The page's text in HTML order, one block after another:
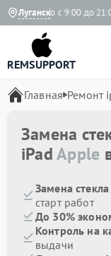
Луганскс 9:00 до 21:00
REMSUPPORT
Главная Ремонт
Замена
iPadApple
Замена
старт работ
До 30%
Контроль на
выдачи